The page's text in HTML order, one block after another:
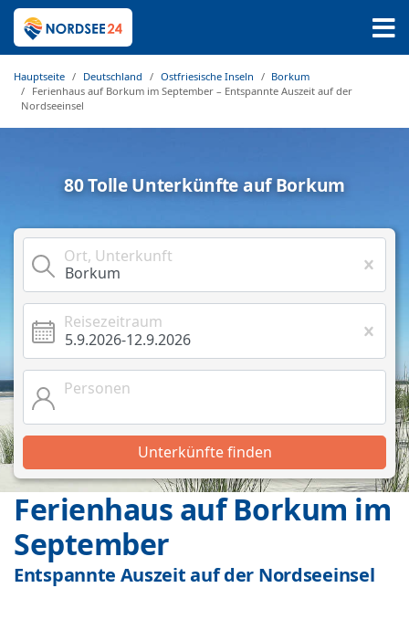
Hauptseite Deutschland Ostfriesische Inseln
Borkum
Ferienhaus auf Borkum im September – Entspannte Auszeit auf der
Nordseeinsel
80 Tolle Unterkünfte auf Borkum
Ort, Unterkunft
Reisezeitraum
Personen
Unterkünfte finden
Ferienhaus auf Borkum im
September
Entspannte Auszeit auf der Nordseeinsel